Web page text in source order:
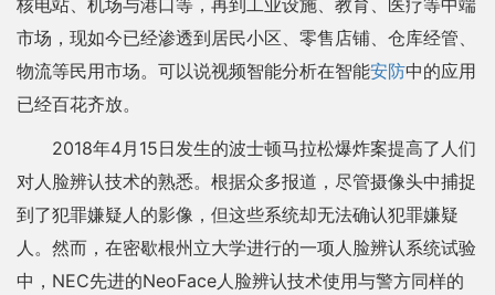
核电站、机场与港口等，再到工业设施、教育、医疗等中端
市场，现如今已经渗透到居民小区、零售店铺、仓库经管、
物流等民用市场。可以说视频智能分析在智能安防中的应用
已经百花齐放。
2018年4月15日发生的波士顿马拉松爆炸案提高了人们
对人脸辨认技术的熟悉。根据众多报道，尽管摄像头中捕捉
到了犯罪嫌疑人的影像，但这些系统却无法确认犯罪嫌疑
人。然而，在密歇根州立大学进行的一项人脸辨认系统试验
中，NEC先进的NeoFace人脸辨认技术使用与警方同样的